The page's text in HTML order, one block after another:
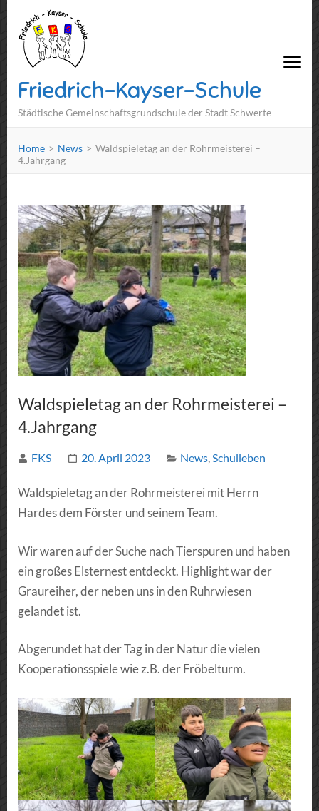
Friedrich-Kayser-Schule
Städtische Gemeinschaftsgrundschule der Stadt Schwerte
Home > News > Waldspieletag an der Rohrmeisterei –
4.Jahrgang
Waldspieletag an der Rohrmeisterei –
4.Jahrgang
FKS 20. April 2023 News,Schulleben
Waldspieletag an der Rohrmeisterei mit Herrn
Hardes dem Förster und seinem Team.
Wir waren auf der Suche nach Tierspuren und haben
ein großes Elsternest entdeckt. Highlight war der
Graureiher, der neben uns in den Ruhrwiesen
gelandet ist.
Abgerundet hat der Tag in der Natur die vielen
Kooperationsspiele wie z.B. der Fröbelturm.